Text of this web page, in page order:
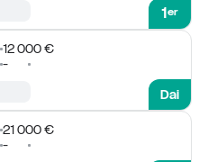
1er
12 000 €
-
Dai
21 000 €
-